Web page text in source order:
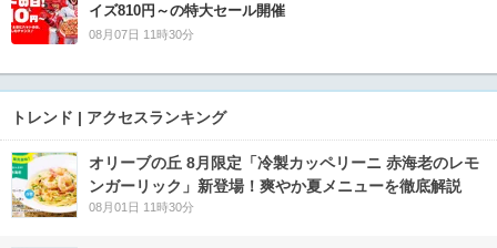
イズ810円～の特大セール開催
08月07日 11時30分
トレンド | アクセスランキング
オリーブの丘 8月限定「冷製カッペリーニ 赤海老のレモ
ンガーリック」新登場！爽やか夏メニューを徹底解説
08月01日 11時30分